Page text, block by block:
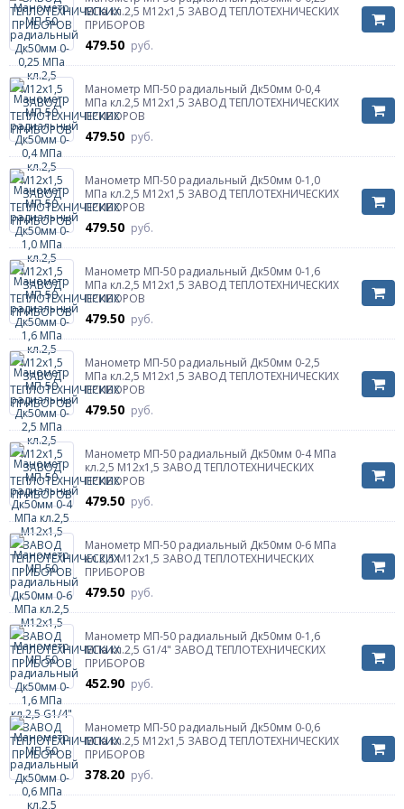
МПа кл.2,5 М12х1,5 ЗАВОД ТЕПЛОТЕХНИЧЕСКИХ
ПРИБОРОВ
479.50 руб.
Манометр МП-50 радиальный Дк50мм 0-0,4
МПа кл.2,5 М12х1,5 ЗАВОД ТЕПЛОТЕХНИЧЕСКИХ
ПРИБОРОВ
479.50 руб.
Манометр МП-50 радиальный Дк50мм 0-1,0
МПа кл.2,5 М12х1,5 ЗАВОД ТЕПЛОТЕХНИЧЕСКИХ
ПРИБОРОВ
479.50 руб.
Манометр МП-50 радиальный Дк50мм 0-1,6
МПа кл.2,5 М12х1,5 ЗАВОД ТЕПЛОТЕХНИЧЕСКИХ
ПРИБОРОВ
479.50 руб.
Манометр МП-50 радиальный Дк50мм 0-2,5
МПа кл.2,5 М12х1,5 ЗАВОД ТЕПЛОТЕХНИЧЕСКИХ
ПРИБОРОВ
479.50 руб.
Манометр МП-50 радиальный Дк50мм 0-4 МПа
кл.2,5 М12х1,5 ЗАВОД ТЕПЛОТЕХНИЧЕСКИХ
ПРИБОРОВ
479.50 руб.
Манометр МП-50 радиальный Дк50мм 0-6 МПа
кл.2,5 М12х1,5 ЗАВОД ТЕПЛОТЕХНИЧЕСКИХ
ПРИБОРОВ
479.50 руб.
Манометр МП-50 радиальный Дк50мм 0-1,6
МПа кл.2,5 G1/4" ЗАВОД ТЕПЛОТЕХНИЧЕСКИХ
ПРИБОРОВ
452.90 руб.
Манометр МП-50 радиальный Дк50мм 0-0,6
МПа кл.2,5 М12х1,5 ЗАВОД ТЕПЛОТЕХНИЧЕСКИХ
ПРИБОРОВ
378.20 руб.